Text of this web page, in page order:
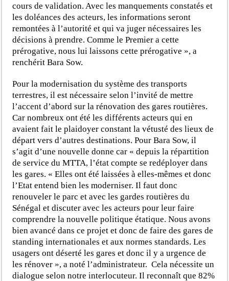
cours de validation. Avec les manquements constatés et
les doléances des acteurs, les informations seront
remontées à l’autorité et qui va juger nécessaires les
décisions à prendre. Comme le Premier a cette
prérogative, nous lui laissons cette prérogative », a
renchérit Bara Sow.
Pour la modernisation du système des transports
terrestres, il est nécessaire selon l’invité de mettre
l’accent d’abord sur la rénovation des gares routières.
Car nombreux ont été les différents acteurs qui en
avaient fait le plaidoyer constant la vétusté des lieux de
départ vers d’autres destinations. Pour Bara Sow, il
s’agit d’une nouvelle donne car « depuis la répartition
de service du MTTA, l’état compte se redéployer dans
les gares. « Elles ont été laissées à elles-mêmes et donc
l’Etat entend bien les moderniser. Il faut donc
renouveler le parc et avec les gardes routières du
Sénégal et discuter avec les acteurs pour leur faire
comprendre la nouvelle politique étatique. Nous avons
bien avancé dans ce projet et donc de faire des gares de
standing internationales et aux normes standards. Les
usagers ont déserté les gares et donc il y a urgence de
les rénover », a noté l’administrateur. Cela nécessite un
dialogue selon notre interlocuteur. Il reconnaît que 82%